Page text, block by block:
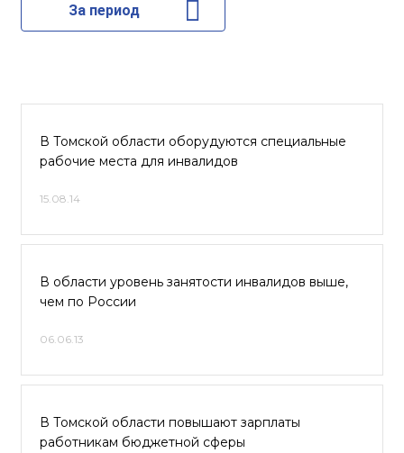
За период
В Томской области оборудуются специальные
рабочие места для инвалидов
15.08.14
В области уровень занятости инвалидов выше,
чем по России
06.06.13
В Томской области повышают зарплаты
работникам бюджетной сферы